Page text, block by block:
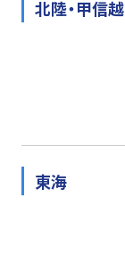
北陸・甲信越
東海